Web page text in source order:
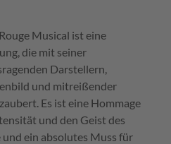
Musical ist eine
die mit seiner
Darstellern,
und mitreißender
Es ist eine Hommage
und den Geist des
ein absolutes Muss für